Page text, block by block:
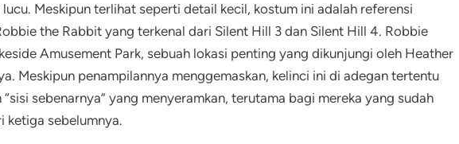
Meskipun terlihat seperti detail kecil, kostum ini adalah referensi
the Rabbit yang terkenal dari Silent Hill 3 dan Silent Hill 4. Robbie
Amusement Park, sebuah lokasi penting yang dikunjungi oleh Heather
Meskipun penampilannya menggemaskan, kelinci ini di adegan tertentu
sebenarnya” yang menyeramkan, terutama bagi mereka yang sudah
ketiga sebelumnya.